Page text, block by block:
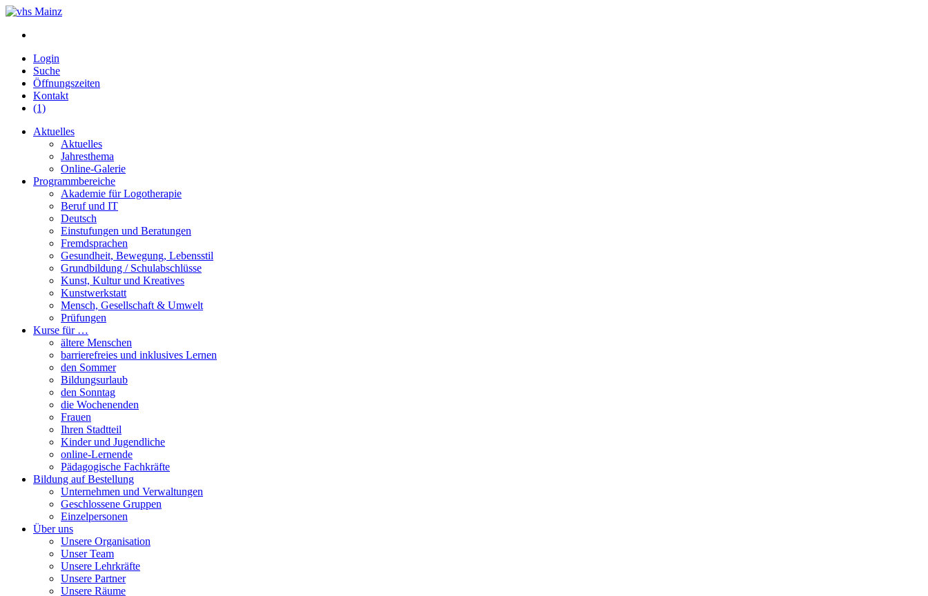
Login
Suche
Öffnungszeiten
Kontakt
(1)
Aktuelles
Aktuelles
Jahresthema
Online-Galerie
Programmbereiche
Akademie für Logotherapie
Beruf und IT
Deutsch
Einstufungen und Beratungen
Fremdsprachen
Gesundheit, Bewegung, Lebensstil
Grundbildung / Schulabschlüsse
Kunst, Kultur und Kreatives
Kunstwerkstatt
Mensch, Gesellschaft & Umwelt
Prüfungen
Kurse für …
ältere Menschen
barrierefreies und inklusives Lernen
den Sommer
Bildungsurlaub
den Sonntag
die Wochenenden
Frauen
Ihren Stadtteil
Kinder und Jugendliche
online-Lernende
Pädagogische Fachkräfte
Bildung auf Bestellung
Unternehmen und Verwaltungen
Geschlossene Gruppen
Einzelpersonen
Über uns
Unsere Organisation
Unser Team
Unsere Lehrkräfte
Unsere Partner
Unsere Räume